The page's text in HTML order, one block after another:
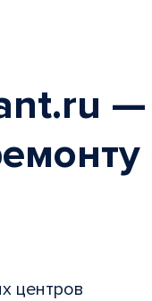
—
центров